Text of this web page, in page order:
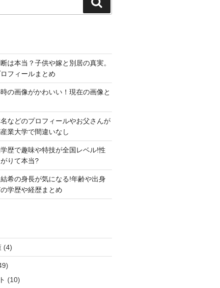
索
は本当？子供や嫁と別居の真実。
フィールまとめ
の画像がかわいい！現在の画像と
などのプロフィールやお父さんが
業大学で間違いなし
歴で趣味や特技が全国レベル!性
りて本当?
希の身長が気になる!年齢や出身
学歴や経歴まとめ
(4)
(10)